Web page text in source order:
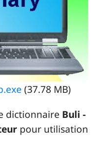
(37.78 MB)
dictionnaire Buli -
pour utilisation